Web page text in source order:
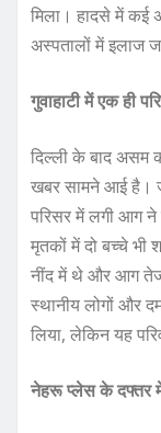
मिला। हादसे में कई
अस्पतालों में इलाज
गुवाहाटी में एक ही
दिल्ली के बाद असम
खबर सामने आई है।
परिसर में लगी आग ने
मृतकों में दो बच्चे भी
नींद में थे और आग
स्थानीय लोगों और
लिया, लेकिन यह
नेहरू प्लेस के दफ्तर